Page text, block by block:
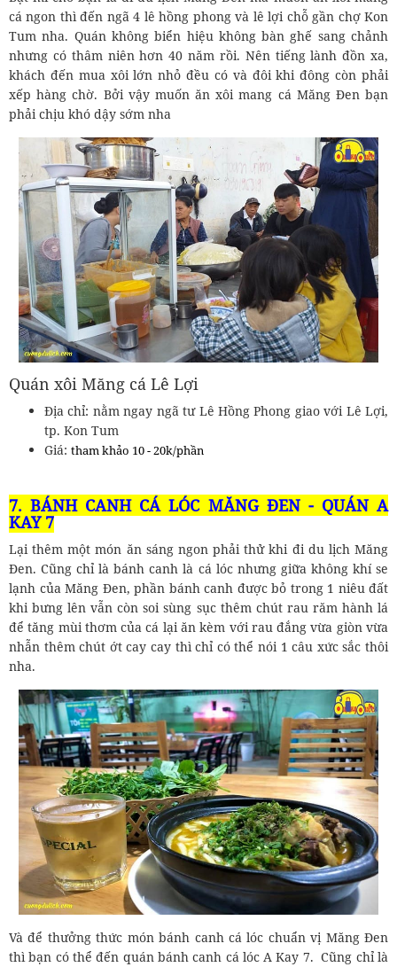
cá ngon thì đến ngã 4 lê hồng phong và lê lợi chỗ gần chợ Kon
Tum nha. Quán không biển hiệu không bàn ghế sang chảnh
nhưng có thâm niên hơn 40 năm rồi. Nên tiếng lành đồn xa,
khách đến mua xôi lớn nhỏ đều có và đôi khi đông còn phải
xếp hàng chờ. Bởi vậy muốn ăn xôi mang cá Măng Đen bạn
phải chịu khó dậy sớm nha
Quán xôi Măng cá Lê Lợi
Địa chỉ: nằm ngay ngã tư Lê Hồng Phong giao với Lê Lợi,
tp. Kon Tum
Giá: tham khảo 10 - 20k/phần
7. BÁNH CANH CÁ LÓC MĂNG ĐEN - QUÁN A
KAY 7
Lại thêm một món ăn sáng ngon phải thử khi đi du lịch Măng
Đen. Cũng chỉ là bánh canh là cá lóc nhưng giữa không khí se
lạnh của Măng Đen, phần bánh canh được bỏ trong 1 niêu đất
khi bưng lên vẫn còn soi sùng sục thêm chút rau răm hành lá
để tăng mùi thơm của cá lại ăn kèm với rau đắng vừa giòn vừa
nhẫn thêm chút ớt cay cay thì chỉ có thể nói 1 câu xức sắc thôi
nha.
Và để thưởng thức món bánh canh cá lóc chuẩn vị Măng Đen
thì bạn có thể đến quán bánh canh cá lóc A Kay 7. Cũng chỉ là